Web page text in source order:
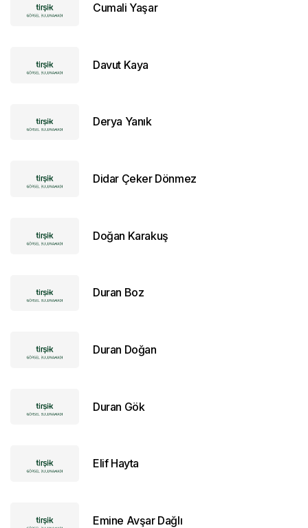
Cumali Yaşar
Davut Kaya
Derya Yanık
Didar Çeker Dönmez
Doğan Karakuş
Duran Boz
Duran Doğan
Duran Gök
Elif Hayta
Emine Avşar Dağlı